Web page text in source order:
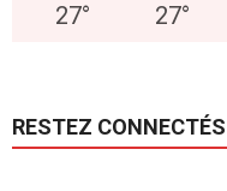
27° 27°
RESTEZ